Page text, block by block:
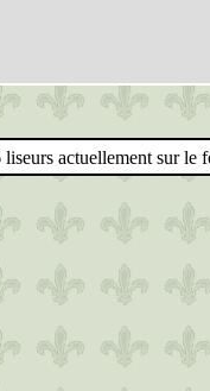
liseurs actuellement sur le